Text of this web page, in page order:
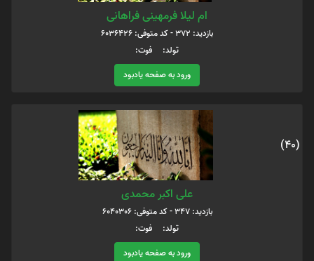
ام لیلا فرمهینی فراهانی
بازدید: 372 - کد متوفی: 6036426
تولد: فوت:
ورود به صفحه یادبود
(40)
علی اکبر محمدی
بازدید: 347 - کد متوفی: 6040306
تولد: فوت:
ورود به صفحه یادبود